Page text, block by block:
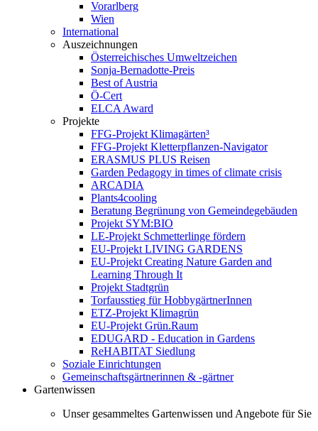
Vorarlberg
Wien
International
Auszeichnungen
Österreichisches Umweltzeichen
Sonja-Bernadotte-Preis
Best of Austria
Ö-Cert
ELCA Award
Projekte
FFG-Projekt Klimagärten³
FFG-Projekt Kletterpflanzen-Navigator
ERASMUS PLUS Reisen
Garden Pedagogy in times of climate crisis
ARCADIA
Plants4cooling
Beratung Begrünung von Gemeindegebäuden
Projekt SYM:BIO
LE-Projekt Schmetterlinge fördern
EU-Projekt LIVING GARDENS
EU-Projekt Creating Nature Garden and
Learning Through It
Projekt Stadtgrün
Torfausstieg für HobbygärtnerInnen
ETZ-Projekt Klimagrün
EU-Projekt Grün.Raum
EDUGARD - Education in Gardens
ReHABITAT Siedlung
Soziale Einrichtungen
Gemeinschaftsgärtnerinnen & -gärtner
Gartenwissen
Unser gesammeltes Gartenwissen und Angebote für Sie